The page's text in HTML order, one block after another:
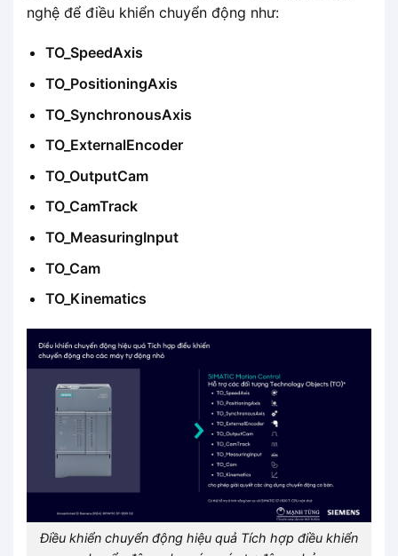
nghệ để điều khiển chuyển động như:
TO_SpeedAxis
TO_PositioningAxis
TO_SynchronousAxis
TO_ExternalEncoder
TO_OutputCam
TO_CamTrack
TO_MeasuringInput
TO_Cam
TO_Kinematics
Điều khiển chuyển động hiệu quả Tích hợp điều khiển